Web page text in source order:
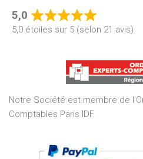
5,0
Rated
5,0
of
5
5,0 étoiles sur 5 (selon 21 avis)
Notre Société est membre de
Comptables Paris IDF.